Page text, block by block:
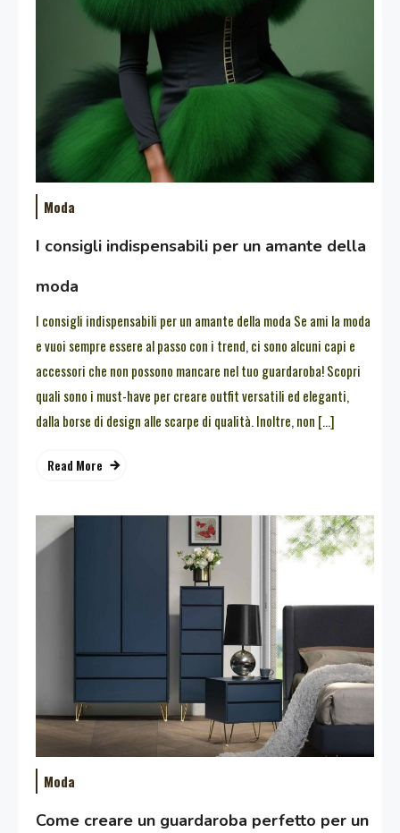
Moda
I consigli indispensabili per un amante della
moda
I consigli indispensabili per un amante della moda Se ami la moda
e vuoi sempre essere al passo con i trend, ci sono alcuni capi e
accessori che non possono mancare nel tuo guardaroba! Scopri
quali sono i must-have per creare outfit versatili ed eleganti,
dalla borse di design alle scarpe di qualità. Inoltre, non […]
Read More
Moda
Come creare un guardaroba perfetto per un